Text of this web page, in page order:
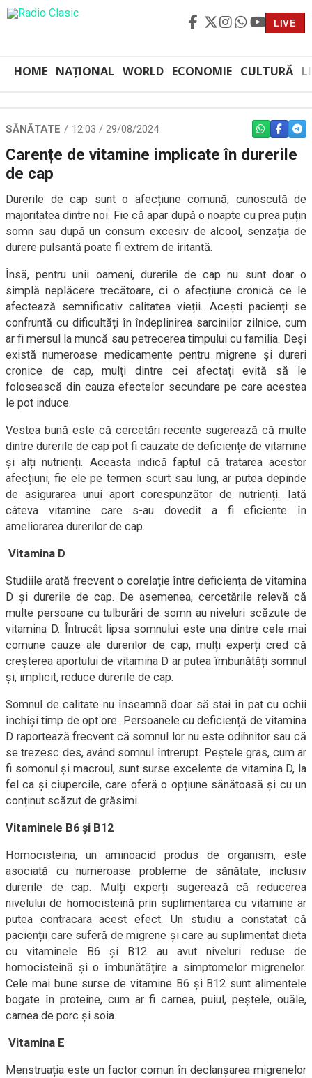
LIVE
HOME NAȚIONAL WORLD ECONOMIE CULTURĂ
SĂNĂTATE 12:03 / 29/08/2024 WHATSAPP
Carențe de vitamine implicate în durerile
de cap
Durerile de cap sunt o afecțiune comună, cunoscută de
majoritatea dintre noi. Fie că apar după o noapte cu prea puțin
somn sau după un consum excesiv de alcool, senzația de
durere pulsantă poate fi extrem de iritantă.
Însă, pentru unii oameni, durerile de cap nu sunt doar o
simplă neplăcere trecătoare, ci o afecțiune cronică ce le
afectează semnificativ calitatea vieții. Acești pacienți se
confruntă cu dificultăți în îndeplinirea sarcinilor zilnice, cum
ar fi mersul la muncă sau petrecerea timpului cu familia. Deși
există numeroase medicamente pentru migrene și dureri
cronice de cap, mulți dintre cei afectați evită să le
folosească din cauza efectelor secundare pe care acestea
le pot induce.
Vestea bună este că cercetări recente sugerează că multe
dintre durerile de cap pot fi cauzate de deficiențe de vitamine
și alți nutrienți. Aceasta indică faptul că tratarea acestor
afecțiuni, fie ele pe termen scurt sau lung, ar putea depinde
de asigurarea unui aport corespunzător de nutrienți. Iată
câteva vitamine care s-au dovedit a fi eficiente în
ameliorarea durerilor de cap.
Vitamina D
Studiile arată frecvent o corelație între deficiența de vitamina
D și durerile de cap. De asemenea, cercetările relevă că
multe persoane cu tulburări de somn au niveluri scăzute de
vitamina D. Întrucât lipsa somnului este una dintre cele mai
comune cauze ale durerilor de cap, mulți experți cred că
creșterea aportului de vitamina D ar putea îmbunătăți somnul
și, implicit, reduce durerile de cap.
Somnul de calitate nu înseamnă doar să stai în pat cu ochii
închiși timp de opt ore. Persoanele cu deficiență de vitamina
D raportează frecvent că somnul lor nu este odihnitor sau că
se trezesc des, având somnul întrerupt. Peștele gras, cum ar
fi somonul și macroul, sunt surse excelente de vitamina D, la
fel ca și ciupercile, care oferă o opțiune sănătoasă și cu un
conținut scăzut de grăsimi.
Vitaminele B6 și B12
Homocisteina, un aminoacid produs de organism, este
asociată cu numeroase probleme de sănătate, inclusiv
durerile de cap. Mulți experți sugerează că reducerea
nivelului de homocisteină prin suplimentarea cu vitamine ar
putea contracara acest efect. Un studiu a constatat că
pacienții care suferă de migrene și care au suplimentat dieta
cu vitaminele B6 și B12 au avut niveluri reduse de
homocisteină și o îmbunătățire a simptomelor migrenelor.
Cele mai bune surse de vitamine B6 și B12 sunt alimentele
bogate în proteine, cum ar fi carnea, puiul, peștele, ouăle,
carnea de porc și soia.
Vitamina E
Menstruația este un factor comun în declanșarea migrenelor